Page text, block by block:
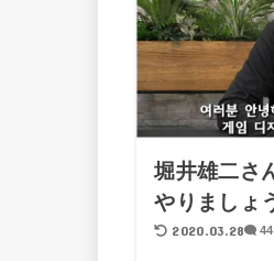
堀井雄二さ
やりましょ
2020.03.28